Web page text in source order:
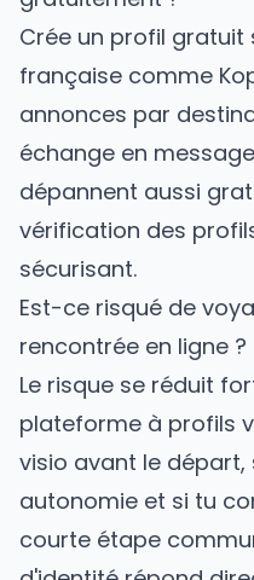
Crée un profil
française comme
annonces par
échange en
dépannent aussi
vérification des
sécurisant.
Est-ce risqué de
rencontrée en ligne ?
Le risque se réduit
plateforme à profils
visio avant le
autonomie et si tu
courte étape